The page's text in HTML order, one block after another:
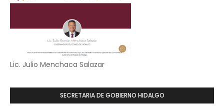
Lic. Julio Menchaca Salazar
SECRETARIA DE GOBIERNO HIDALGO